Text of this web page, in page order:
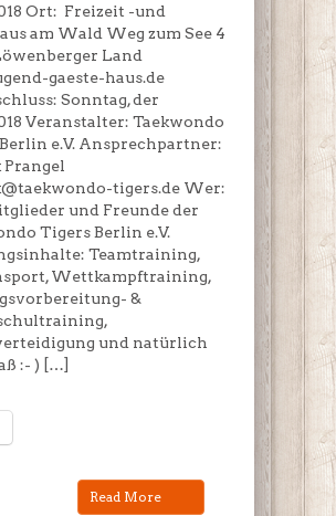
Ort: Freizeit -und
am Wald Weg zum See 4
Land
gaeste-haus.de
Sonntag, der
Veranstalter: Taekwondo
e.V. Ansprechpartner:
tigers.de Wer:
und Freunde der
Tigers Berlin e.V.
Teamtraining,
Wettkampftraining,
&
und natürlich
:- ) […]
Read More